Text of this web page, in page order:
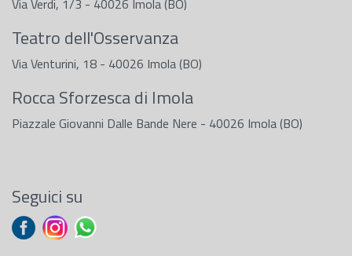
Via Verdi, 1/3 - 40026 Imola (BO)
Teatro dell'Osservanza
Via Venturini, 18 - 40026 Imola (BO)
Rocca Sforzesca di Imola
Piazzale Giovanni Dalle Bande Nere - 40026 Imola (BO)
Seguici su